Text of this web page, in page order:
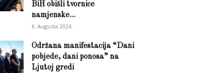
BiH obišli tvornice
namjenske...
6. Augusta 2026.
Održana manifestacija “Dani
pobjede, dani ponosa” na
Ljutoj gredi